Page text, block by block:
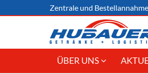
Zentrale und
ÜBER UNS